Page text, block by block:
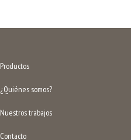
Productos
¿Quiénes somos?
Nuestros trabajos
Contacto